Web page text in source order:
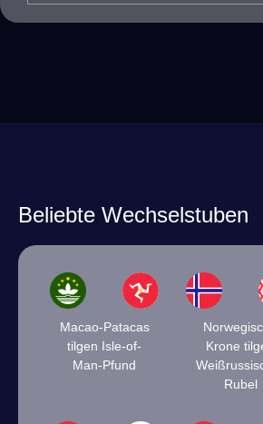
Beliebte Wechselstuben
Macao-Patacas
tilgen Isle-of-
Man-Pfund
Krone
Rubel